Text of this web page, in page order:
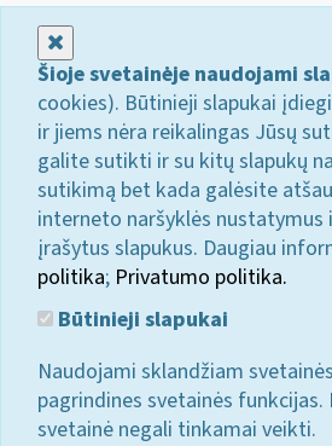
Šioje svetainėje naudojami
cookies). Būtinieji slapukai
ir jiems nėra reikalingas Jūsų
galite sutikti ir su kitų slapukų
sutikimą bet kada galėsite
interneto naršyklės nustatymus
įrašytus slapukus. Daugiau
politika; Privatumo politika.
Būtinieji slapukai
Naudojami sklandžiam
pagrindines svetainės funkcijas.
svetainė negali tinkamai veikti.